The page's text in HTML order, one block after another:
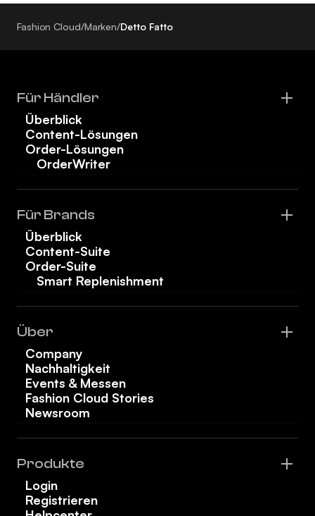
Fashion Cloud/Marken/Detto Fatto
Für Händler
Überblick
Content-Lösungen
Order-Lösungen
OrderWriter
Für Brands
Überblick
Content-Suite
Order-Suite
Smart Replenishment
Über
Company
Nachhaltigkeit
Events & Messen
Fashion Cloud Stories
Newsroom
Produkte
Login
Registrieren